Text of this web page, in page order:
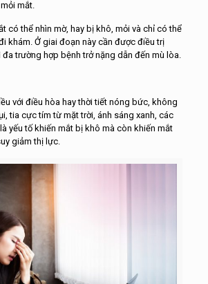
mắt.
có thể nhìn mờ, hay bị khô, mỏi và chỉ có thể
khám. Ở giai đoạn này cần được điều trị
đa trường hợp bệnh trở nặng dẫn đến mù lòa.
với điều hòa hay thời tiết nóng bức, không
tia cực tím từ mặt trời, ánh sáng xanh, các
yếu tố khiến mắt bị khô mà còn khiến mắt
giảm thị lực.